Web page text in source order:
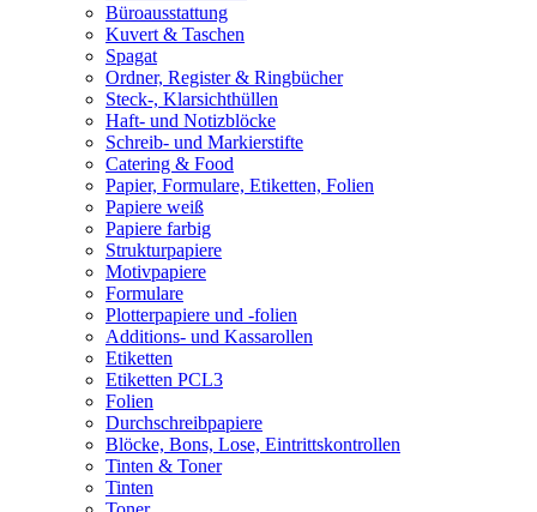
Büroausstattung
Kuvert & Taschen
Spagat
Ordner, Register & Ringbücher
Steck-, Klarsichthüllen
Haft- und Notizblöcke
Schreib- und Markierstifte
Catering & Food
Papier, Formulare, Etiketten, Folien
Papiere weiß
Papiere farbig
Strukturpapiere
Motivpapiere
Formulare
Plotterpapiere und -folien
Additions- und Kassarollen
Etiketten
Etiketten PCL3
Folien
Durchschreibpapiere
Blöcke, Bons, Lose, Eintrittskontrollen
Tinten & Toner
Tinten